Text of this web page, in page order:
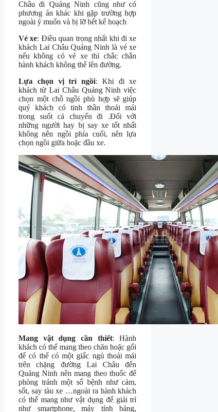
Châu đi Quảng Ninh cũng như có
phương án khác khi gặp trường hợp
ngoài ý muốn và bị lỡ hết kế hoạch
Vé xe: Điều quan trọng nhất khi đi xe
khách Lai Châu Quảng Ninh là vé xe
nếu không có vé xe thì chắc chắn
hành khách không thể lên đường.
Lựa chọn vị trí ngồi: Khi đi xe
khách từ Lai Châu Quảng Ninh việc
chọn một chỗ ngồi phù hợp sẽ giúp
quý khách có tinh thần thoải mái
trong suốt cả chuyến đi .Đối với
những người hay bị say xe tốt nhất
không nên ngồi phía cuối, nên lựa
chọn ngồi giữa hoặc đầu xe.
Mang vật dụng cần thiết: Hành
khách có thể mang theo chăn hoặc gối
để có thể có một giấc ngủ thoải mái
trên chặng đường Lai Châu đến
Quảng Ninh nên mang theo thuốc để
phòng tránh một số bệnh như cảm,
sốt, say tàu xe …ngoài ra hành khách
có thể mang như vật dụng để giải trí
như smartphone, máy tính bảng,